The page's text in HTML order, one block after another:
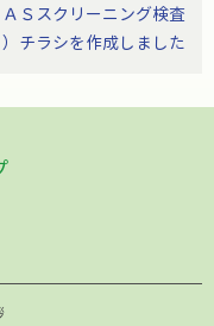
Ｓスクリーニング検査
チラシを作成しました